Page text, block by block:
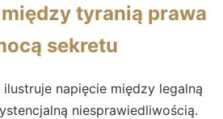
tyranią prawa
sekretu
napięcie między legalną
niesprawiedliwością.